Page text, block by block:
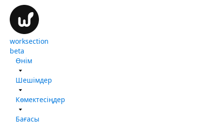
worksection
beta
Өнім
Шешімдер
Көмектесіңдер
Бағасы